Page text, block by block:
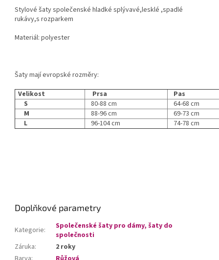
Stylové šaty společenské hladké splývavé,lesklé ,spadlé
rukávy,s rozparkem
Materiál: polyester
Šaty mají evropské rozměry:
Velikost
Prsa
Pas
S
80-88 cm
64-68 cm
M
88-96 cm
69-73 cm
L
96-104 cm 74-78 cm
Doplňkové parametry
Kategorie:
Společenské šaty pro dámy, šaty do
společnosti
Záruka:
2 roky